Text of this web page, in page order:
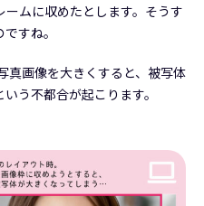
ムに収めたとします。そうす
すね。
真画像を大きくすると、被写体
う不都合が起こります。